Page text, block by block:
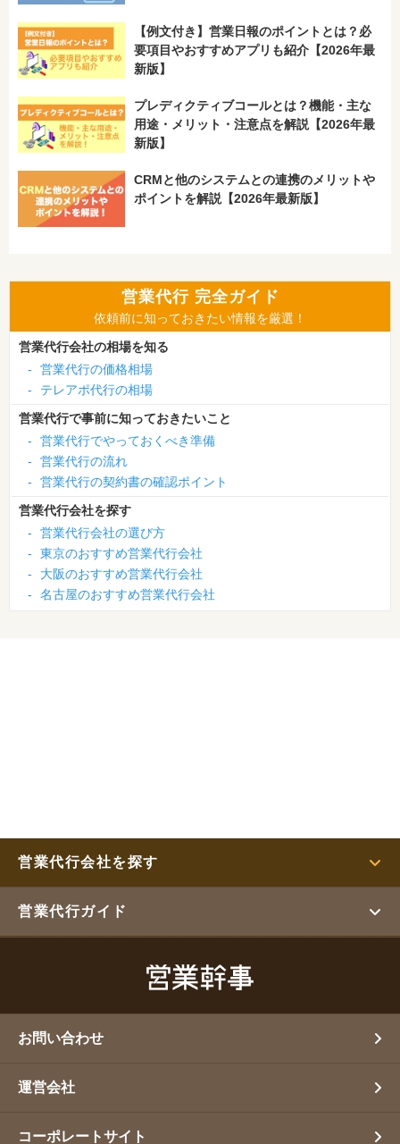
【例文付き】営業日報のポイントとは？必
要項目やおすすめアプリも紹介【2026年最
新版】
プレディクティブコールとは？機能・主な
用途・メリット・注意点を解説【2026年最
新版】
CRMと他のシステムとの連携のメリットや
ポイントを解説【2026年最新版】
営業代行 完全ガイド
依頼前に知っておきたい情報を厳選！
営業代行会社の相場を知る
-
営業代行の価格相場
-
テレアポ代行の相場
営業代行で事前に知っておきたいこと
-
営業代行でやっておくべき準備
-
営業代行の流れ
-
営業代行の契約書の確認ポイント
営業代行会社を探す
-
営業代行会社の選び方
-
東京のおすすめ営業代行会社
-
大阪のおすすめ営業代行会社
-
名古屋のおすすめ営業代行会社
営業代行会社を探す
営業代行ガイド
お問い合わせ
運営会社
コーポレートサイト